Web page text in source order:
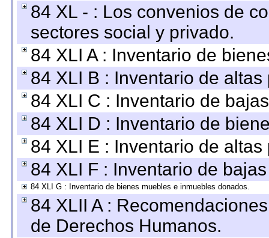
84 XL - : Los convenios de
sectores social y privado.
84 XLI A : Inventario de
84 XLI B : Inventario de
84 XLI C : Inventario de
84 XLI D : Inventario de
84 XLI E : Inventario de
84 XLI F : Inventario de
84 XLI G : Inventario de bienes muebles e inmuebles donados.
84 XLII A :
de Derechos Humanos.